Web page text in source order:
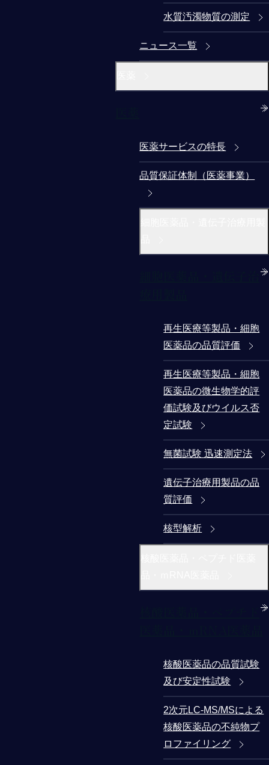
水質汚濁物質の測定
ニュース一覧
医薬サービスの特長
品質保証体制（医薬事業）
再生医療等製品・細胞
医薬品の品質評価
再生医療等製品・細胞
医薬品の微生物学的評
価試験及びウイルス否
定試験
無菌試験 迅速測定法
遺伝子治療用製品の品
質評価
核型解析
核酸医薬品の品質試験
及び安定性試験
2次元LC-MS/MSによる
核酸医薬品の不純物プ
ロファイリング